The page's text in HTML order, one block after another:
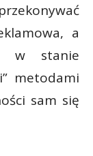
a
w stanie
metodami
sam się